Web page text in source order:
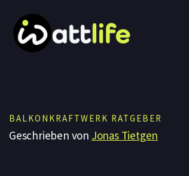
Inhalt
springen
BALKONKRAFTWERK RATGEBER
Geschrieben von Jonas Tietgen